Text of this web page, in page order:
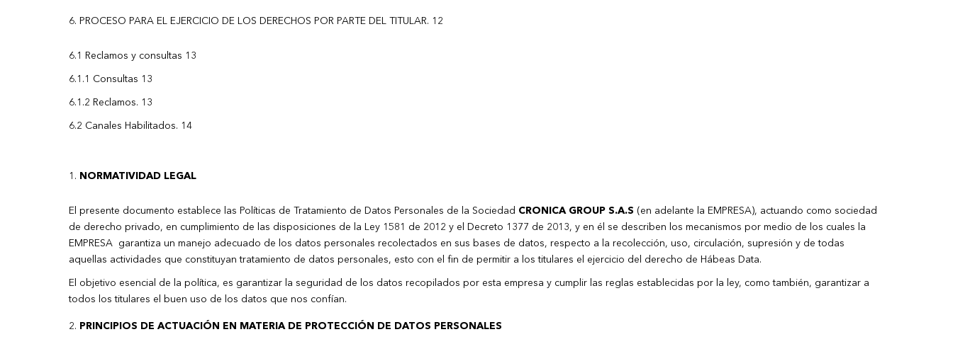
PROCESO PARA EL EJERCICIO DE LOS DERECHOS POR PARTE DEL TITULAR. 12
6.1 Reclamos y consultas 13
6.1.1 Consultas 13
6.1.2 Reclamos. 13
6.2 Canales Habilitados. 14
NORMATIVIDAD LEGAL
El presente documento establece las Políticas de Tratamiento de Datos Personales de la Sociedad CRONICA GROUP S.A.S (en adelante la EMPRESA), actuando como sociedad
de derecho privado, en cumplimiento de las disposiciones de la Ley 1581 de 2012 y el Decreto 1377 de 2013, y en él se describen los mecanismos por medio de los cuales la
EMPRESA garantiza un manejo adecuado de los datos personales recolectados en sus bases de datos, respecto a la recolección, uso, circulación, supresión y de todas
aquellas actividades que constituyan tratamiento de datos personales, esto con el fin de permitir a los titulares el ejercicio del derecho de Hábeas Data.
El objetivo esencial de la política, es garantizar la seguridad de los datos recopilados por esta empresa y cumplir las reglas establecidas por la ley, como también, garantizar a
todos los titulares el buen uso de los datos que nos confían.
PRINCIPIOS DE ACTUACIÓN EN MATERIA DE PROTECCIÓN DE DATOS PERSONALES